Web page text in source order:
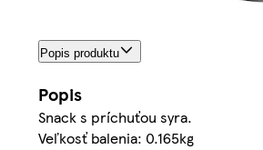
Popis produktu
Popis
Snack s príchuťou syra.
Veľkosť balenia: 0.165kg